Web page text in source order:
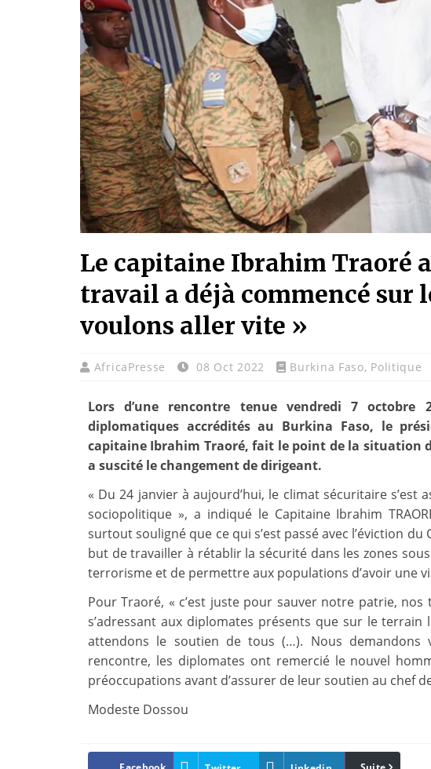
Le capitaine Ibrahim Traoré
travail a déjà commencé sur
voulons aller vite »
AfricaPresse 08 Oct 2022 Burkina Faso, Politique
Lors d’une rencontre tenue vendredi 7 octobre
diplomatiques accrédités au Burkina Faso, le
capitaine Ibrahim Traoré, fait le point de la situation
a suscité le changement de dirigeant.
« Du 24 janvier à aujourd’hui, le climat sécuritaire s’est
sociopolitique », a indiqué le Capitaine Ibrahim
surtout souligné que ce qui s’est passé avec l’éviction
but de travailler à rétablir la sécurité dans les zones
terrorisme et de permettre aux populations d’avoir une
Pour Traoré, « c’est juste pour sauver notre patrie,
s’adressant aux diplomates présents que sur le
attendons le soutien de tous (…). Nous
rencontre, les diplomates ont remercié le nouvel
préoccupations avant d’assurer de leur soutien au chef
Modeste Dossou